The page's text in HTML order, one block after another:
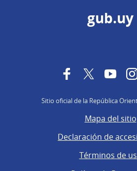
gub.uy
FacebookTwitter
Sitio oficial de la República
Mapa del sitio
Declaración de
Términos de